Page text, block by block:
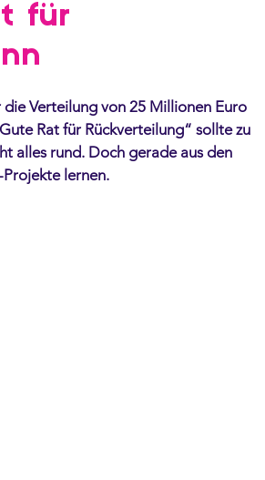
für
Verteilung von 25 Millionen Euro
Rat für Rückverteilung“ sollte zu
alles rund. Doch gerade aus den
lernen.